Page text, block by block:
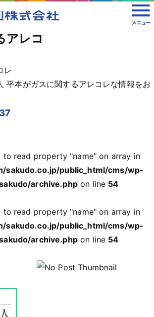
アレコ
レ
to read property "name" on array in
sakudo.co.jp/public_html/cms/wp-
archive.phpon line 54
to read property "name" on array in
sakudo.co.jp/public_html/cms/wp-
archive.phpon line 54